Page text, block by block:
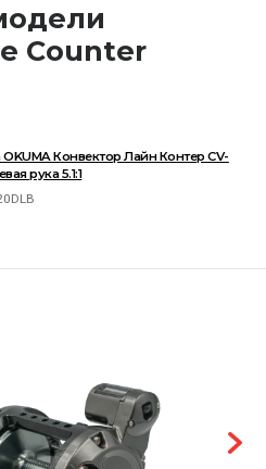
Counter
Конвектор Лайн Контер CV-
рука 5.1:1